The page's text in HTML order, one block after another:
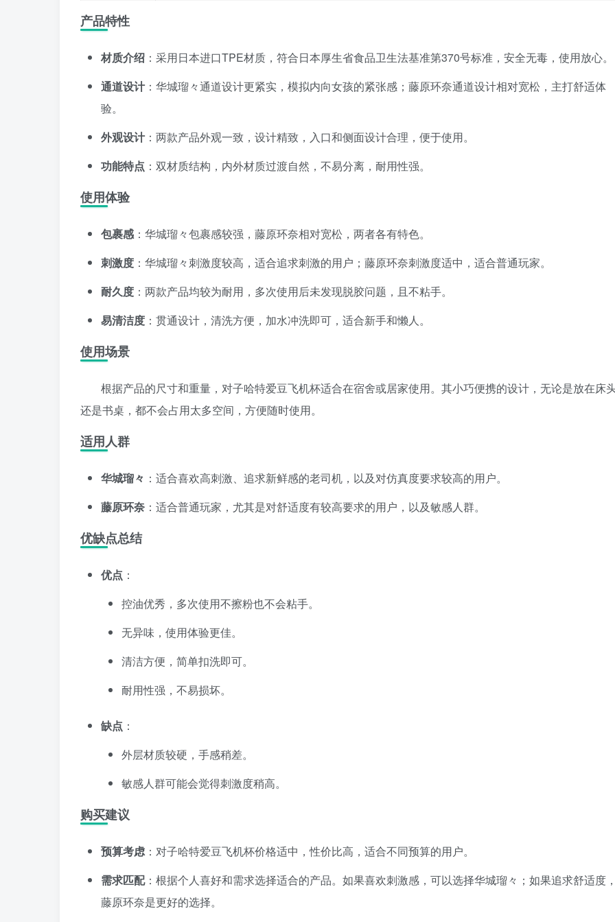
产品特性
材质介绍 ：采用日本进口TPE材质，符合日本厚生省食品卫生法基准第370号标准，安全无毒，使用放心。
通道设计：华城瑠々通道设计更紧实，模拟内向女孩的紧张感；藤原环奈通道设计相对宽松，主打舒适体
验。
外观设计：两款产品外观一致，设计精致，入口和侧面设计合理，便于使用。
功能特点 ：双材质结构，内外材质过渡自然，不易分离，耐用性强。
使用体验
包裹感 ：华城瑠々包裹感较强，藤原环奈相对宽松，两者各有特色。
刺激度 ：华城瑠々刺激度较高，适合追求刺激的用户；藤原环奈刺激度适中，适合普通玩家。
耐久度 ：两款产品均较为耐用，多次使用后未发现脱胶问题，且不粘手。
易清洁度 ：贯通设计，清洗方便，加水冲洗即可，适合新手和懒人。
使用场景
根据产品的尺寸和重量，对子哈特爱豆飞机杯适合在宿舍或居家使用。其小巧便携的设计，无论是放在床
还是书桌，都不会占用太多空间，方便随时使用。
适用人群
华城瑠々 ：适合喜欢高刺激、追求新鲜感的老司机，以及对仿真度要求较高的用户。
藤原环奈 ：适合普通玩家，尤其是对舒适度有较高要求的用户，以及敏感人群。
优缺点总结
优点 ：
控油优秀，多次使用不擦粉也不会粘手。
无异味，使用体验更佳。
清洁方便，简单扣洗即可。
耐用性强，不易损坏。
缺点 ：
外层材质较硬，手感稍差。
敏感人群可能会觉得刺激度稍高。
购买建议
预算考虑：对子哈特爱豆飞机杯价格适中，性价比高，适合不同预算的用户。
需求匹配：根据个人喜好和需求选择适合的产品。如果喜欢刺激感，可以选择华城瑠々；如果追求舒适度
藤原环奈是更好的选择。